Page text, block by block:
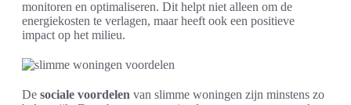
monitoren en optimaliseren. Dit helpt niet alleen om de
energiekosten te verlagen, maar heeft ook een positieve
impact op het milieu.
De sociale voordelen van slimme woningen zijn minstens zo